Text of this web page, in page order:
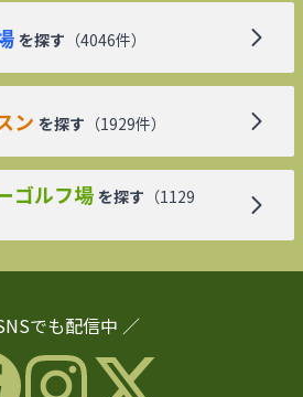
を探す （4046件）
ン を探す （1929件）
ゴルフ場 を探す （1129
でも配信中 ／